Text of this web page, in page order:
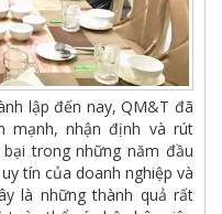
lập đến nay, QM&T đã
mạnh, nhận định và rút
trong những năm đầu
tín của doanh nghiệp và
là những thành quả rất